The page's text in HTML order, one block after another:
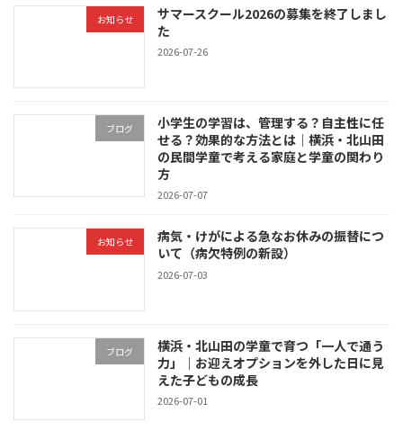
お知らせ
サマースクール2026の募集を終了しまし
た
2026-07-26
ブログ
小学生の学習は、管理する？自主性に任
せる？効果的な方法とは｜横浜・北山田
の民間学童で考える家庭と学童の関わり
方
2026-07-07
お知らせ
病気・けがによる急なお休みの振替につ
いて（病欠特例の新設）
2026-07-03
ブログ
横浜・北山田の学童で育つ「一人で通う
力」｜お迎えオプションを外した日に見
えた子どもの成長
2026-07-01